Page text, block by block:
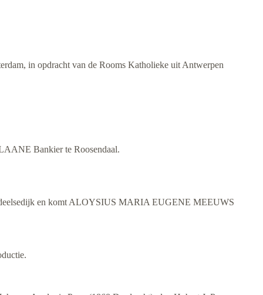
in opdracht van de Rooms Katholieke uit Antwerpen
Bankier te Roosendaal.
en komt ALOYSIUS MARIA EUGENE MEEUWS